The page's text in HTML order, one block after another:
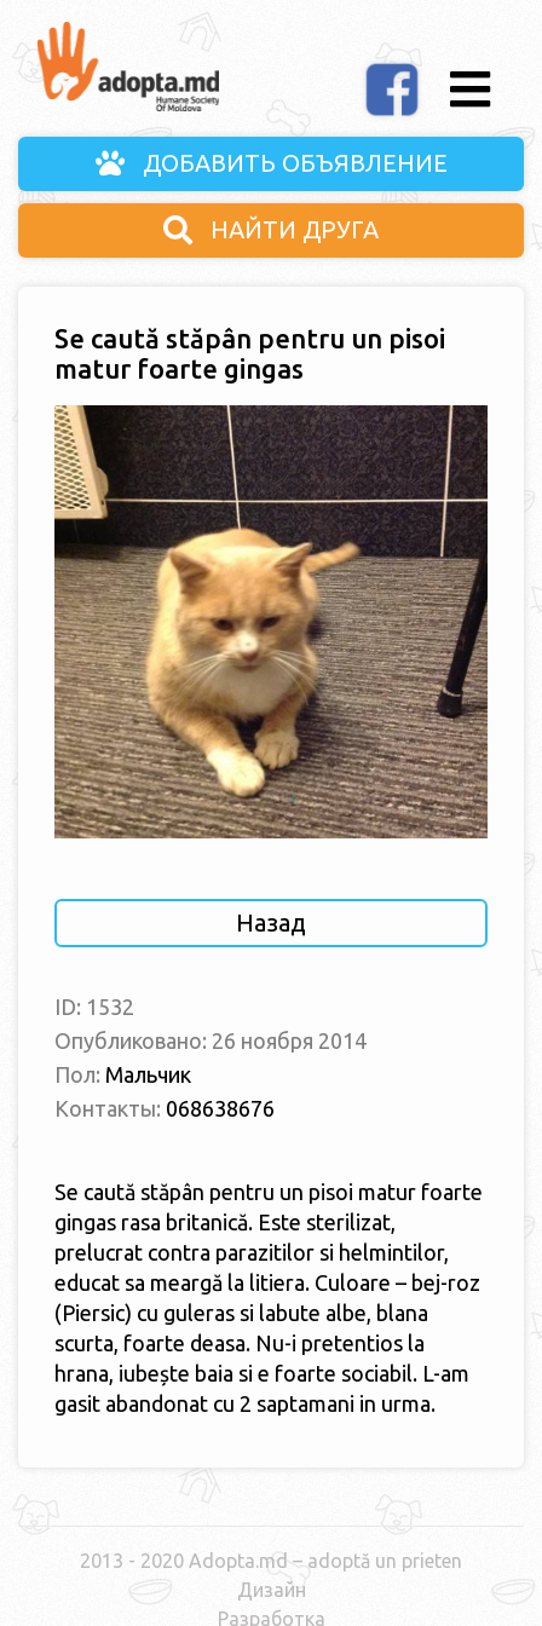
ДОБАВИТЬ ОБЪЯВЛЕНИЕ
НАЙТИ ДРУГА
Se caută stăpân pentru un pisoi
matur foarte gingas
Назад
ID: 1532
Опубликовано: 26 ноября 2014
Пол: Мальчик
Контакты: 068638676
Se caută stăpân pentru un pisoi matur foarte
gingas rasa britanică. Este sterilizat,
prelucrat contra parazitilor si helmintilor,
educat sa meargă la litiera. Culoare – bej-roz
(Piersic) cu guleras si labute albe, blana
scurta, foarte deasa. Nu-i pretentios la
hrana, iubește baia si e foarte sociabil. L-am
gasit abandonat cu 2 saptamani in urma.
2013 - 2020 Adopta.md – adoptă un prieten
Дизайн
Разработка